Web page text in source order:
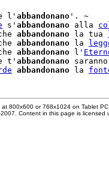
l' abbandonano '. ~
s' abbandonano alla
abbandonano la tua
abbandonano la
abbandonano l'
t' abbandonano saranno
abbandonano la
800x600 or 768x1024 on Tablet PC
Content in this page is licensed